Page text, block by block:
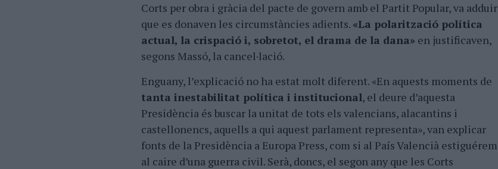
Corts per obra i gràcia del pacte de govern amb el Partit Popular, va adduir
que es donaven les circumstàncies adients. «La polarització política
actual, la crispació i, sobretot, el drama de la dana» en justificaven,
segons Massó, la cancel·lació.
Enguany, l’explicació no ha estat molt diferent. «En aquests moments de
tanta inestabilitat política i institucional, el deure d’aquesta
Presidència és buscar la unitat de tots els valencians, alacantins i
castellonencs, aquells a qui aquest parlament representa», van explicar
fonts de la Presidència a Europa Press, com si al País Valencià estiguérem
al caire d’una guerra civil. Serà, doncs, el segon any que les Corts